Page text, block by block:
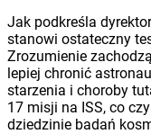
Jak podkreśla
stanowi ostateczny
Zrozumienie
lepiej chronić
starzenia i choroby
17 misji na ISS, co
dziedzinie badań